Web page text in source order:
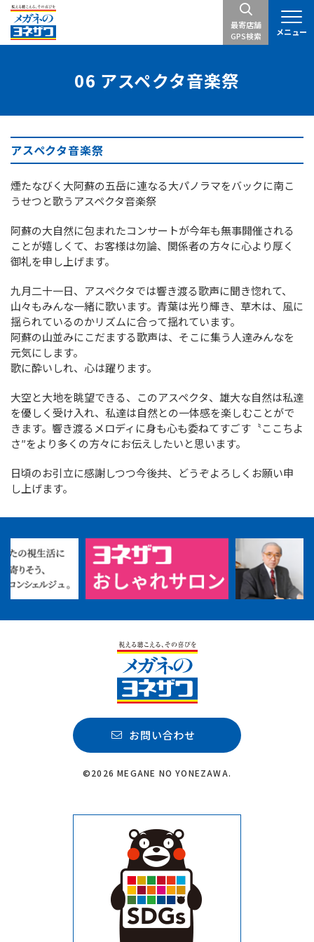
最寄店舗
GPS検索
06 アスペクタ音楽祭
アスペクタ音楽祭
煙たなびく大阿蘇の五岳に連なる大パノラマをバックに南こ
うせつと歌うアスペクタ音楽祭
阿蘇の大自然に包まれたコンサートが今年も無事開催される
ことが嬉しくて、お客様は勿論、関係者の方々に心より厚く
御礼を申し上げます。
九月二十一日、アスペクタでは響き渡る歌声に聞き惚れて、
山々もみんな一緒に歌います。青葉は光り輝き、草木は、風に
揺られているのかリズムに合って揺れています。
阿蘇の山並みにこだまする歌声は、そこに集う人達みんなを
元気にします。
歌に酔いしれ、心は躍ります。
大空と大地を眺望できる、このアスペクタ、雄大な自然は私達
を優しく受け入れ、私達は自然との一体感を楽しむことがで
きます。響き渡るメロディに身も心も委ねてすごす〝ここちよ
さ″をより多くの方々にお伝えしたいと思います。
日頃のお引立に感謝しつつ今後共、どうぞよろしくお願い申
し上げます。
お問い合わせ
©2026 MEGANE NO YONEZAWA.
メニュー